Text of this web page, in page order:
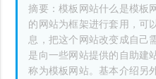
摘要：模板网站什么是模板
的网站为框架进行套用，可
息，把这个网站改变成自己
是向一些网站提供的自助建
称为模板网站。基本介绍另